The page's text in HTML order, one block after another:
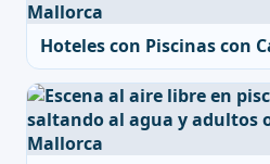
Hoteles con Piscinas con